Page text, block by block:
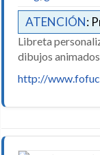
ATENCIÓN:
Libreta
dibujos
http://